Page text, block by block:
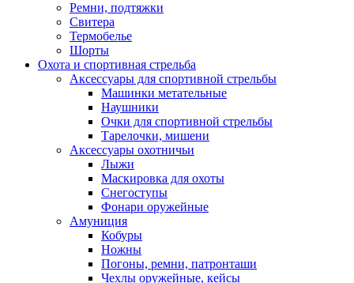
Ремни, подтяжки
Свитера
Термобелье
Шорты
Охота и спортивная стрельба
Аксессуары для спортивной стрельбы
Машинки метательные
Наушники
Очки для спортивной стрельбы
Тарелочки, мишени
Аксессуары охотничьи
Лыжи
Маскировка для охоты
Снегоступы
Фонари оружейные
Амуниция
Кобуры
Ножны
Погоны, ремни, патронташи
Чехлы оружейные, кейсы